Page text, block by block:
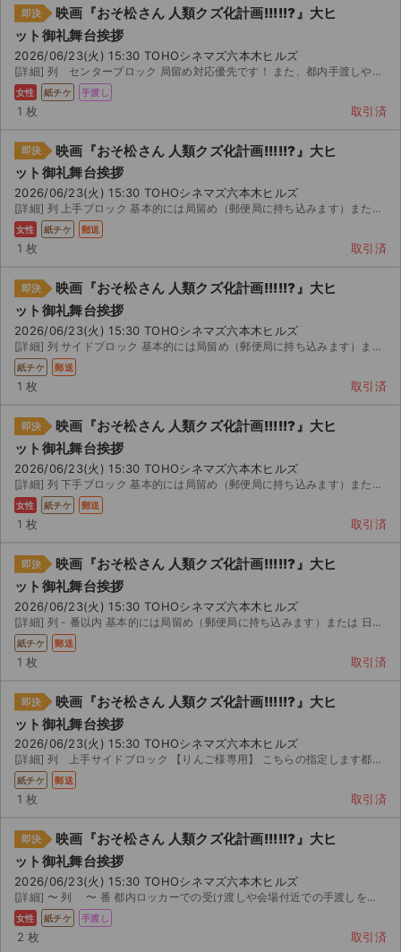
サイト情報
チケットジャム運営会社
チケットジャム利用規約
プライバシーポリシー
特定商取引法に基づく表記
不正転売禁止法について
チケットジャムの取り組み
音楽情報
即決
映画『おそ松さん 人類クズ化計画!!!!!?』大ヒ
ット御礼舞台挨拶
2026/06/23(火) 15:30 TOHOシネマズ六本木ヒルズ
[詳細] 列 センターブロック 局留め対応優先です！ また、都内手渡しや都内コインロッカーも対応してま...
女性 紙チケ 手渡し
1 枚 取引済
即決
映画『おそ松さん 人類クズ化計画!!!!!?』大ヒ
ット御礼舞台挨拶
2026/06/23(火) 15:30 TOHOシネマズ六本木ヒルズ
[詳細] 列 上手ブロック 基本的には局留め（郵便局に持ち込みます）または 日午後または当日に都内手...
女性 紙チケ 郵送
1 枚 取引済
即決
映画『おそ松さん 人類クズ化計画!!!!!?』大ヒ
ット御礼舞台挨拶
2026/06/23(火) 15:30 TOHOシネマズ六本木ヒルズ
[詳細] 列 サイドブロック 基本的には局留め（郵便局に持ち込みます）または 日午後または当日に都内...
紙チケ 郵送
1 枚 取引済
即決
映画『おそ松さん 人類クズ化計画!!!!!?』大ヒ
ット御礼舞台挨拶
2026/06/23(火) 15:30 TOHOシネマズ六本木ヒルズ
[詳細] 列 下手ブロック 基本的には局留め（郵便局に持ち込みます）または 日午後または当日に都内手...
女性 紙チケ 郵送
1 枚 取引済
即決
映画『おそ松さん 人類クズ化計画!!!!!?』大ヒ
ット御礼舞台挨拶
2026/06/23(火) 15:30 TOHOシネマズ六本木ヒルズ
[詳細] 列 - 番以内 基本的には局留め（郵便局に持ち込みます）または 日午後または当日に都...
紙チケ 郵送
1 枚 取引済
即決
映画『おそ松さん 人類クズ化計画!!!!!?』大ヒ
ット御礼舞台挨拶
2026/06/23(火) 15:30 TOHOシネマズ六本木ヒルズ
[詳細] 列 上手サイドブロック 【りんご様専用】 こちらの指定します都内郵便局留めでのお渡しになり...
紙チケ 郵送
1 枚 取引済
即決
映画『おそ松さん 人類クズ化計画!!!!!?』大ヒ
ット御礼舞台挨拶
2026/06/23(火) 15:30 TOHOシネマズ六本木ヒルズ
[詳細] 〜 列 〜 番 都内ロッカーでの受け渡しや会場付近での手渡しを予定しております。 本...
女性 紙チケ 手渡し
2 枚 取引済